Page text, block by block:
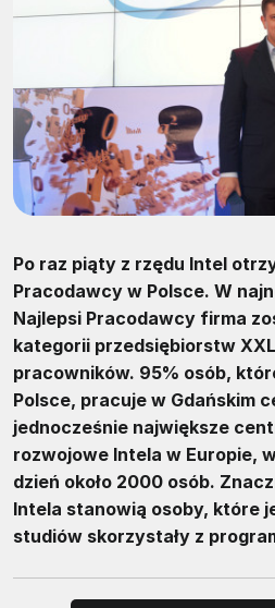
Po raz piąty z rzędu Intel
Pracodawcy w Polsce. W
Najlepsi Pracodawcy firma
kategorii przedsiębiorstw
pracowników. 95% osób,
Polsce, pracuje w Gdańskim
jednocześnie największe
rozwojowe Intela w Europie,
dzień około 2000 osób.
Intela stanowią osoby, które
studiów skorzystały z